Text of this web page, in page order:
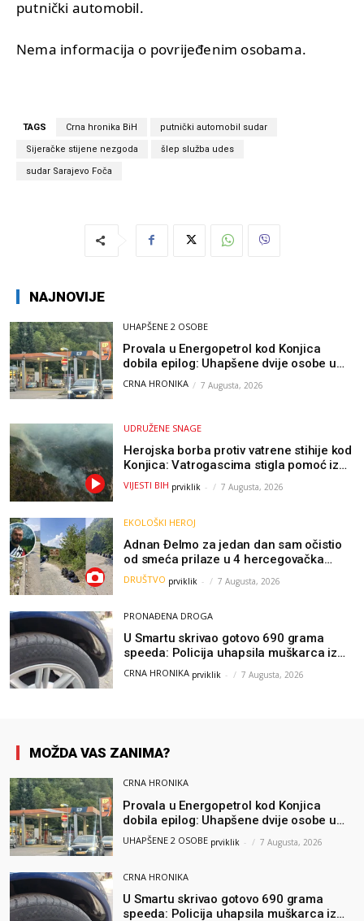
putnički automobil.
Nema informacija o povrijeđenim osobama.
TAGS Crna hronika BiH putnički automobil sudar
Sijeračke stijene nezgoda šlep služba udes
sudar Sarajevo Foča
NAJNOVIJE
UHAPŠENE 2 OSOBE
Provala u Energopetrol kod Konjica
dobila epilog: Uhapšene dvije osobe u
Čapljini i Jablanici
CRNA HRONIKA 7 Augusta, 2026
UDRUŽENE SNAGE
Herojska borba protiv vatrene stihije kod
Konjica: Vatrogascima stigla pomoć iz
Sarajeva, helikopteri i Air Tractori
udružili snage
VIJESTI BIH prviklik - 7 Augusta, 2026
EKOLOŠKI HEROJ
Adnan Đelmo za jedan dan sam očistio
od smeća prilaze u 4 hercegovačka
grada: “Danas nisam čistio samo smeće,
čistio sam sliku o nama”
DRUŠTVO prviklik - 7 Augusta, 2026
PRONAĐENA DROGA
U Smartu skrivao gotovo 690 grama
speeda: Policija uhapsila muškarca iz
Hercegovine
CRNA HRONIKA prviklik - 7 Augusta, 2026
MOŽDA VAS ZANIMA?
CRNA HRONIKA
Provala u Energopetrol kod Konjica
dobila epilog: Uhapšene dvije osobe u
Čapljini i Jablanici
UHAPŠENE 2 OSOBE prviklik - 7 Augusta, 2026
CRNA HRONIKA
U Smartu skrivao gotovo 690 grama
speeda: Policija uhapsila muškarca iz